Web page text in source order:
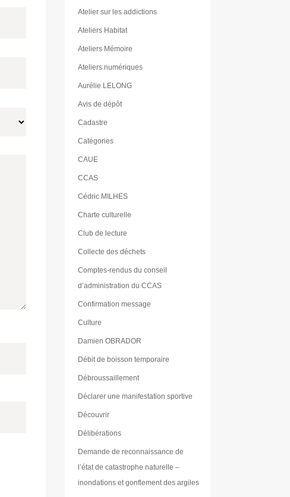
Atelier sur les addictions
Ateliers Habitat
Ateliers Mémoire
Ateliers numériques
Aurélie LELONG
Avis de dépôt
Cadastre
Catégories
CAUE
CCAS
Cédric MILHES
Charte culturelle
Club de lecture
Collecte des déchets
Comptes-rendus du conseil
d’administration du CCAS
Confirmation message
Culture
Damien OBRADOR
Débit de boisson temporaire
Débroussaillement
Déclarer une manifestation sportive
Découvrir
Délibérations
Demande de reconnaissance de
l’état de catastrophe naturelle –
inondations et gonflement des argiles